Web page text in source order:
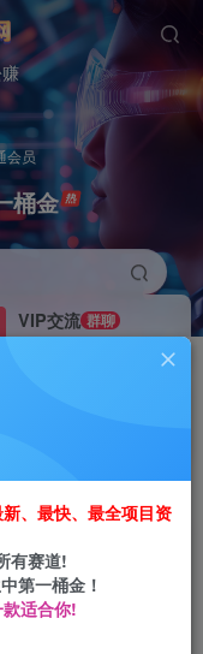
会员
桶金
VIP交流 群聊
研究探讨更多创业项目路子。
无脑挂机躺平
后有收益
、最快、最全项目资
有赛道!
第一桶金！
适合你!